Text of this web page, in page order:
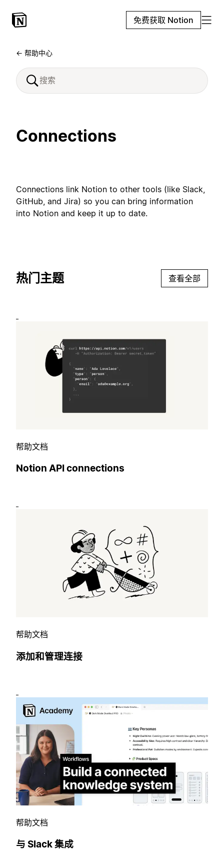
免费获取 Notion
← 帮助中心
Connections
Connections link Notion to other tools (like Slack,
GitHub, and Jira) so you can bring information
into Notion and keep it up to date.
热门主题 查看全部
帮助文档
Notion API connections
帮助文档
添加和管理连接
帮助文档
与 Slack 集成